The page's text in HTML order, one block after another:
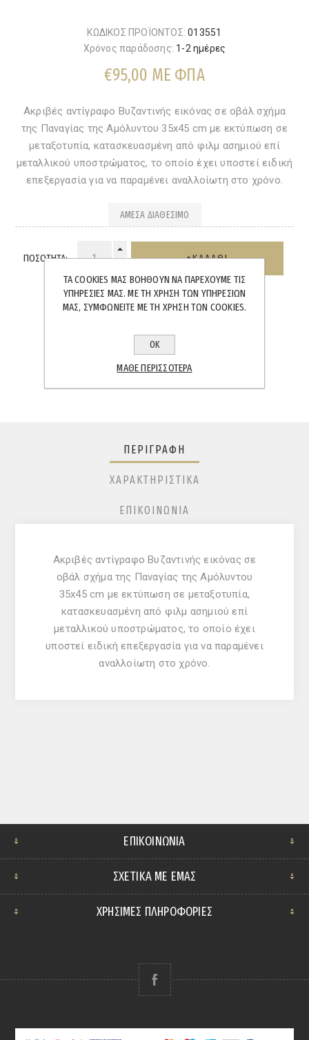
ΚΩΔΙΚΟΣ ΠΡΟΪΟΝΤΟΣ: 013551
Χρόνος παράδοσης: 1-2 ημέρες
€95,00 ΜΕ ΦΠΑ
Ακριβές αντίγραφο Βυζαντινής εικόνας σε οβάλ σχήμα
της Παναγίας της Αμόλυντου 35x45 cm με εκτύπωση σε
μεταξοτυπία, κατασκευασμένη από φιλμ ασημιού επί
μεταλλικού υποστρώματος, το οποίο έχει υποστεί ειδική
επεξεργασία για να παραμένει αναλλοίωτη στο χρόνo.
ΆΜΕΣΑ ΔΙΑΘΈΣΙΜΟ
ΠΟΣΌΤΗΤΑ:
ΠΕΡΙΓΡΑΦΉ
ΧΑΡΑΚΤΗΡΙΣΤΙΚΆ
ΕΠΙΚΟΙΝΩΝΊΑ
Ακριβές αντίγραφο Βυζαντινής εικόνας σε
οβάλ σχήμα της Παναγίας της Αμόλυντου
35x45 cm με εκτύπωση σε μεταξοτυπία,
κατασκευασμένη από φιλμ ασημιού επί
μεταλλικού υποστρώματος, το οποίο έχει
υποστεί ειδική επεξεργασία για να παραμένει
αναλλοίωτη στο χρόνo.
ΕΠΙΚΟΙΝΩΝΊΑ
ΣΧΕΤΙΚΆ ΜΕ ΕΜΆΣ
ΧΡΗΣΙΜΕΣ ΠΛΗΡΟΦΟΡΙΕΣ
ΤΑ COOKIES ΜΑΣ ΒΟΗΘΟΎΝ ΝΑ ΠΑΡΈΧΟΥΜΕ ΤΙΣ
ΥΠΗΡΕΣΊΕΣ ΜΑΣ. ΜΕ ΤΗ ΧΡΉΣΗ ΤΩΝ ΥΠΗΡΕΣΙΏΝ
ΜΑΣ, ΣΥΜΦΩΝΕΊΤΕ ΜΕ ΤΗ ΧΡΉΣΗ ΤΩΝ COOKIES.
ΟΚ
ΜΆΘΕ ΠΕΡΙΣΣΌΤΕΡΑ